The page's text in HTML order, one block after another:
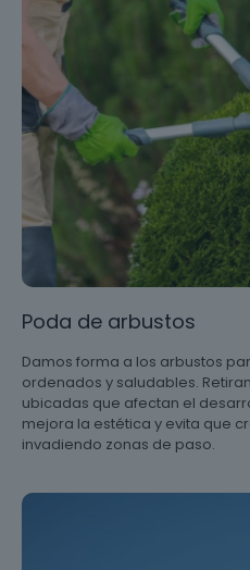
Poda de arbustos
Damos forma a los arbustos
ordenados y saludables.
ubicadas que afectan el
mejora la estética y evita que
invadiendo zonas de paso.